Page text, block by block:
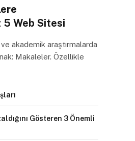
5 Web Sitesi
akademik araştırmalarda
Makaleler. Özellikle
Gösteren 3 Önemli